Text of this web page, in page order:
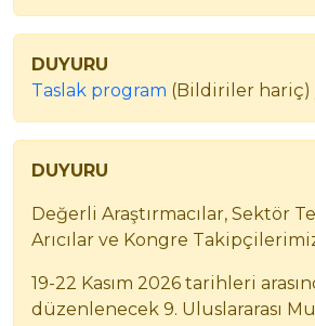
DUYURU
Taslak program (Bildiriler hariç)
DUYURU
Değerli Araştırmacılar, Sektör
Arıcılar ve Kongre
19-22 Kasım 2026 tarihleri
düzenlenecek 9. Uluslararası